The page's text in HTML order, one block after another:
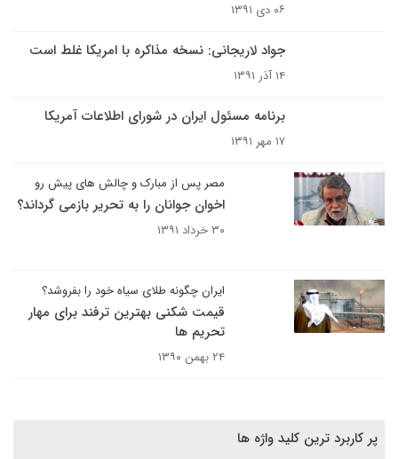
۰۶ دی ۱۳۹۱
جواد لاریجانی: نسخه مذاکره با امریکا غلط است
۱۴ آذر ۱۳۹۱
برنامه مسئول ایران در شورای اطلاعات آمریکا
۱۷ مهر ۱۳۹۱
مصر پس از مبارک و چالش های پیش رو
اخوان جوانان را به تحریر بازمی گرداند؟
۳۰ خرداد ۱۳۹۱
ایران چگونه طلای سیاه خود را بفروشد؟
قیمت شکنی بهترین ترفند برای مهار
تحریم ها
۲۴ بهمن ۱۳۹۰
پر کاربرد ترین کلید واژه ها